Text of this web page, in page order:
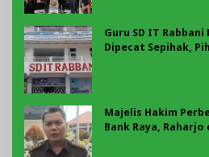
Guru SD IT
Dipecat Sepihak,
Majelis Hakim
Bank Raya,